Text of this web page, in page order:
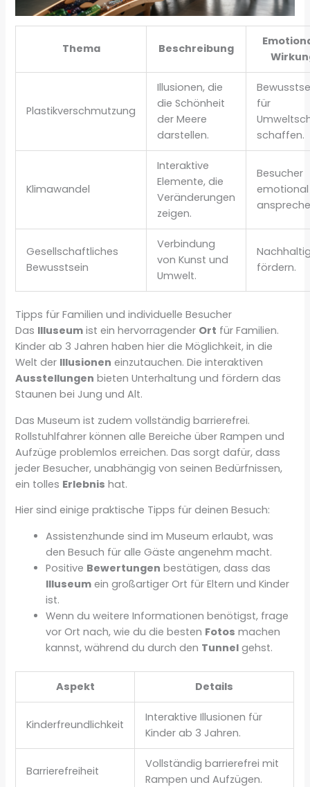
Thema Beschreibung
Plastikverschmutzung
Illusionen, die
die Schönheit
der Meere
darstellen.
für
schaffen.
Klimawandel
Interaktive
Elemente, die
Veränderungen
zeigen.
Besucher
emotional
Gesellschaftliches
Bewusstsein
Verbindung
von Kunst und
Umwelt.
fördern.
Tipps für Familien und individuelle Besucher
Das Illuseum ist ein hervorragender Ort für Familien.
Kinder ab 3 Jahren haben hier die Möglichkeit, in die
Welt der Illusionen einzutauchen. Die interaktiven
Ausstellungen bieten Unterhaltung und fördern das
Staunen bei Jung und Alt.
Das Museum ist zudem vollständig barrierefrei.
Rollstuhlfahrer können alle Bereiche über Rampen und
Aufzüge problemlos erreichen. Das sorgt dafür, dass
jeder Besucher, unabhängig von seinen Bedürfnissen,
ein tolles Erlebnis hat.
Hier sind einige praktische Tipps für deinen Besuch:
Assistenzhunde sind im Museum erlaubt, was
den Besuch für alle Gäste angenehm macht.
Positive Bewertungen bestätigen, dass das
Illuseum ein großartiger Ort für Eltern und Kinder
ist.
Wenn du weitere Informationen benötigst, frage
vor Ort nach, wie du die besten Fotos machen
kannst, während du durch den Tunnel gehst.
Aspekt Details
Kinderfreundlichkeit
Interaktive Illusionen für
Kinder ab 3 Jahren.
Barrierefreiheit
Vollständig barrierefrei mit
Rampen und Aufzügen.